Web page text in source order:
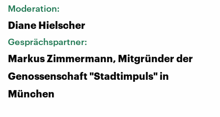
Moderation:
Diane Hielscher
Gesprächspartner:
Markus Zimmermann, Mitgründer der
Genossenschaft "Stadtimpuls" in
München